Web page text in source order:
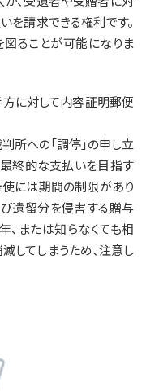
を請求できる権利です。
ることが可能になりま
に対して内容証明郵便
所への「調停」の申し立
最終的な支払いを目指す
使には期間の制限があり
び遺留分を侵害する贈与
、または知らなくても相
してしまうため、注意し